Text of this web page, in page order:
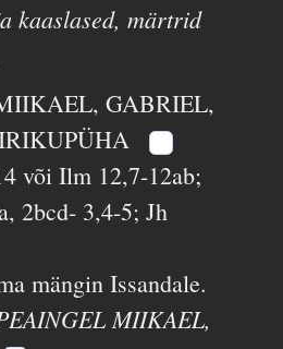
kaaslased, märtrid
GABRIEL,
või Ilm 12,7-12ab;
2bcd- 3,4-5; Jh
mängin Issandale.
MIIKAEL,